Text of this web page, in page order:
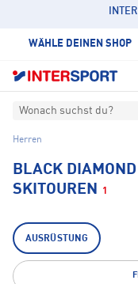
WÄHLE DEINEN SHOP
Wonach suchst du?
Herren
BLACK
SKITOUREN
1
AUSRÜSTUNG